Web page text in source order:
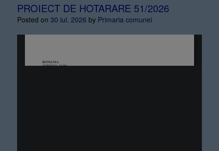
PROIECT DE HOTARARE 51/2026
Posted on 30 iul. 2026 by Primaria comunei